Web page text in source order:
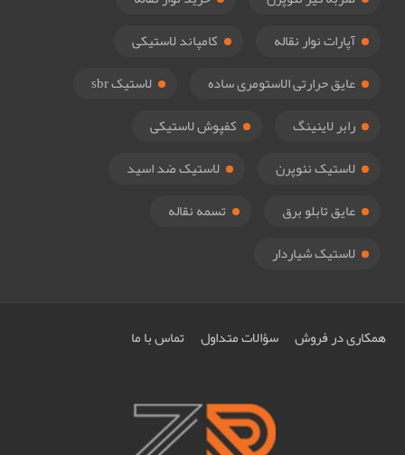
آپارات نوار نقاله
کامپاند لاستیکی
عایق حرارتی الاستومری ساده
لاستیک sbr
رابر لاینینگ
کفپوش لاستیکی
لاستیک نئوپرن
لاستیک ضد اسید
عایق تابلو برق
تسمه نقاله
لاستیک شیاردار
همکاری در فروش سؤالات متداول تماس با ما